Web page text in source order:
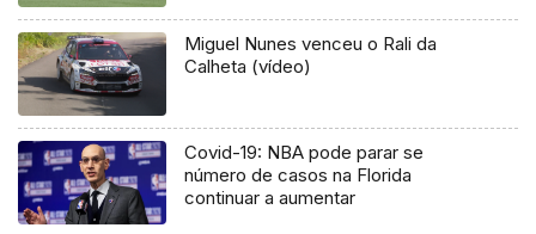
Miguel Nunes venceu o Rali da
Calheta (vídeo)
Covid-19: NBA pode parar se
número de casos na Florida
continuar a aumentar